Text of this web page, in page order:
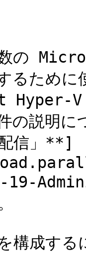
数の
るため
V
の説明
信」**]
構成す